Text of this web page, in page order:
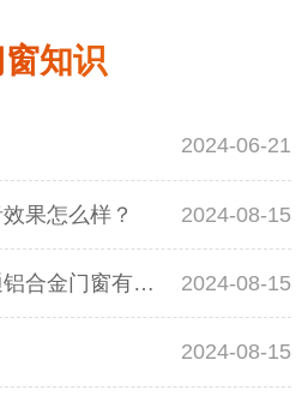
窗知识
2024-06-21
果怎么样？ 2024-08-15
断桥铝合金门窗和普通铝合金门窗有什么区别？ 2024-08-15
2024-08-15